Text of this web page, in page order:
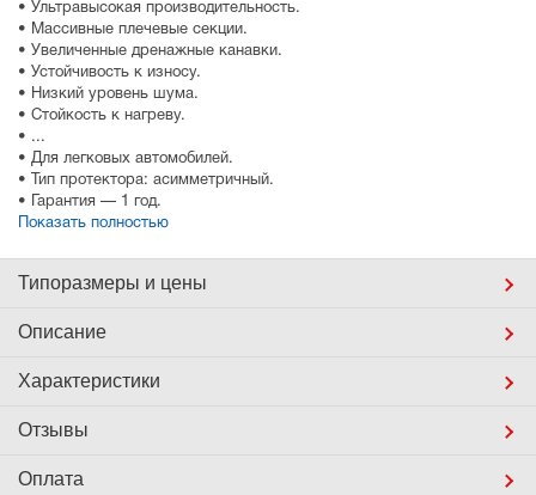
• Ультравысокая производительность.
• Массивные плечевые секции.
• Увеличенные дренажные канавки.
• Устойчивость к износу.
• Низкий уровень шума.
• Стойкость к нагреву.
• ...
• Для легковых автомобилей.
• Тип протектора: асимметричный.
• Гарантия — 1 год.
Показать полностью
Типоразмеры и цены
Описание
Характеристики
Отзывы
Оплата